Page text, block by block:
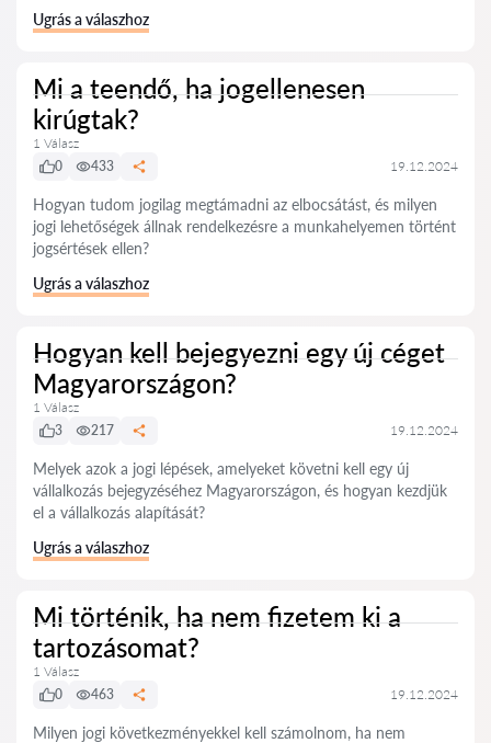
Ugrás a válaszhoz
Mi a teendő, ha jogellenesen
kirúgtak?
1 Válasz
0
433 19.12.2024
Hogyan tudom jogilag megtámadni az elbocsátást, és milyen
jogi lehetőségek állnak rendelkezésre a munkahelyemen történt
jogsértések ellen?
Ugrás a válaszhoz
Hogyan kell bejegyezni egy új céget
Magyarországon?
1 Válasz
3
217 19.12.2024
Melyek azok a jogi lépések, amelyeket követni kell egy új
vállalkozás bejegyzéséhez Magyarországon, és hogyan kezdjük
el a vállalkozás alapítását?
Ugrás a válaszhoz
Mi történik, ha nem fizetem ki a
tartozásomat?
1 Válasz
0
463 19.12.2024
Milyen jogi következményekkel kell számolnom, ha nem